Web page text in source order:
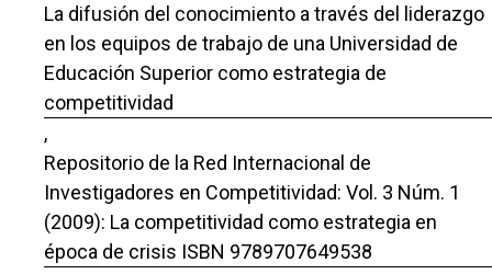
La difusión del conocimiento a través del liderazgo
en los equipos de trabajo de una Universidad de
Educación Superior como estrategia de
competitividad
,
Repositorio de la Red Internacional de
Investigadores en Competitividad: Vol. 3 Núm. 1
(2009): La competitividad como estrategia en
época de crisis ISBN 9789707649538